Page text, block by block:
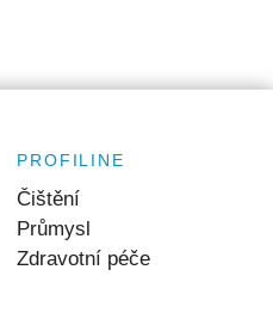
PROFILINE
Čištění
Průmysl
Zdravotní péče